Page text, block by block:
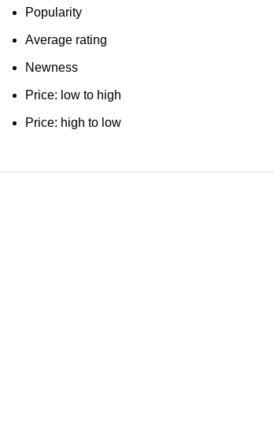
Popularity
Average rating
Newness
Price: low to high
Price: high to low